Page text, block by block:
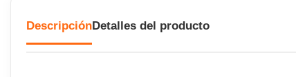
DescripciónDetalles del producto